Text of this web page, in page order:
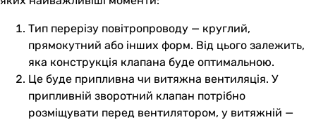
Тип перерізу повітропроводу — круглий,
прямокутний або інших форм. Від цього залежить,
яка конструкція клапана буде оптимальною.
Це буде припливна чи витяжна вентиляція. У
припливній зворотний клапан потрібно
розміщувати перед вентилятором, у витяжній —